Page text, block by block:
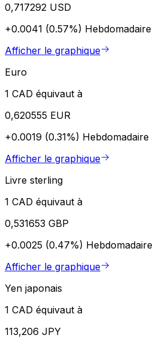
0,717292 USD
+0.0041 (0.57%) Hebdomadaire
Afficher le graphique
Euro
1 CAD équivaut à
0,620555 EUR
+0.0019 (0.31%) Hebdomadaire
Afficher le graphique
Livre sterling
1 CAD équivaut à
0,531653 GBP
+0.0025 (0.47%) Hebdomadaire
Afficher le graphique
Yen japonais
1 CAD équivaut à
113,206 JPY